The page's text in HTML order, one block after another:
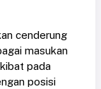
cenderung
masukan
pada
posisi